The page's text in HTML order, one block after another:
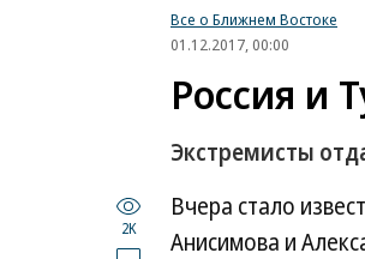
Все о Ближнем Востоке
01.12.2017, 00:00
Россия и
Экстремисты
2K
Вчера стало
Анисимова и